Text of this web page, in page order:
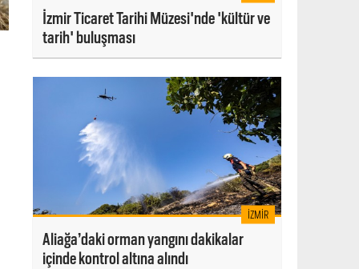
İzmir Ticaret Tarihi Müzesi'nde 'kültür ve
tarih' buluşması
İZMIR
Aliağa’daki orman yangını dakikalar
içinde kontrol altına alındı